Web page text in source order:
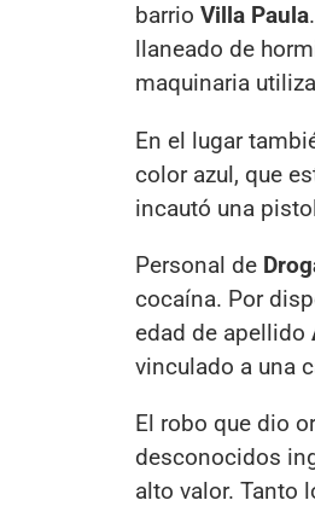
barrio Villa Paula
llaneado de
maquinaria
En el lugar
color azul, que
incautó una
Personal de
cocaína. Por
edad de apellido
vinculado a una
El robo que dio
desconocidos
alto valor. Tanto